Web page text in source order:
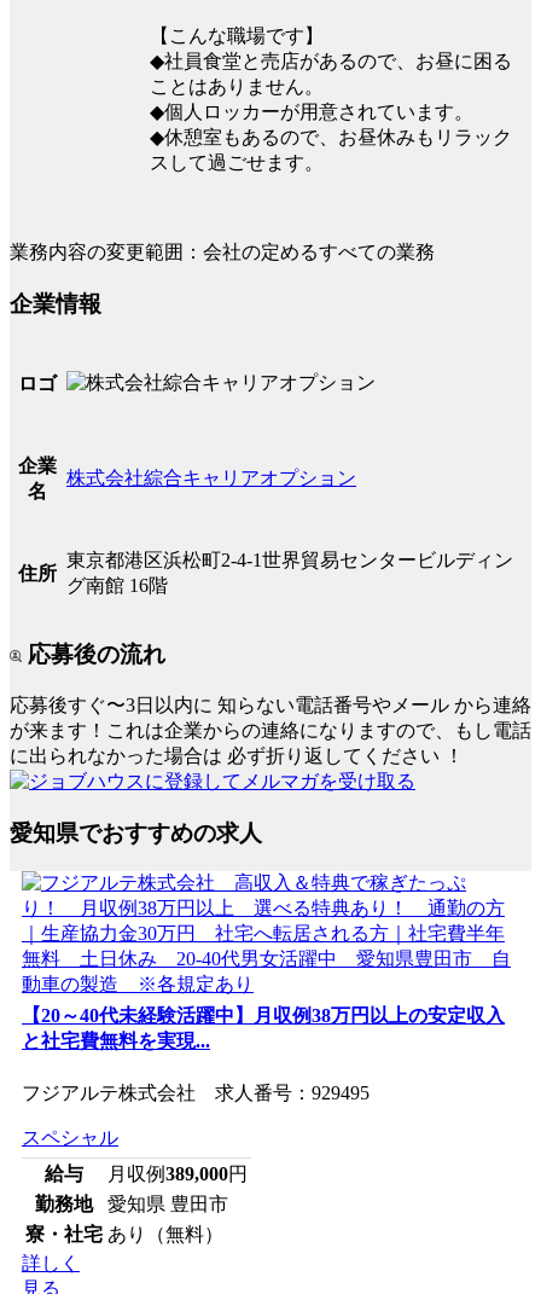
【こんな職場です】
◆社員食堂と売店があるので、お昼に困る
ことはありません。
◆個人ロッカーが用意されています。
◆休憩室もあるので、お昼休みもリラック
スして過ごせます。
業務内容の変更範囲：会社の定めるすべての業務
企業情報
ロゴ
企業
名
株式会社綜合キャリアオプション
住所
東京都港区浜松町2-4-1世界貿易センタービルディン
グ南館 16階
応募後の流れ
応募後すぐ〜3日以内に 知らない電話番号やメール から連絡
が来ます！これは企業からの連絡になりますので、もし電話
に出られなかった場合は 必ず折り返してください ！
愛知県でおすすめの求人
【20～40代未経験活躍中】月収例38万円以上の安定収入
と社宅費無料を実現...
フジアルテ株式会社 求人番号：929495
スペシャル
給与
月収例389,000円
勤務地
愛知県 豊田市
寮・社宅 あり（無料）
詳しく
見る